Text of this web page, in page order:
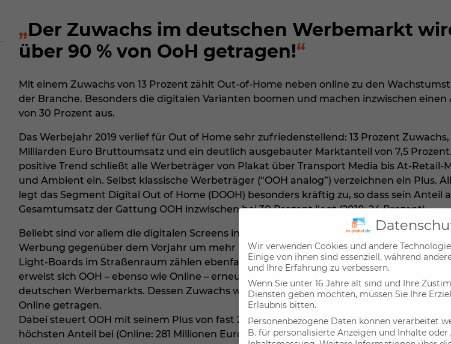
Der Zuwachs im deutschen Werbemarkt
über 90 % von OoH getragen!
Mit einem Zuwachs von 13 Prozent zählt Out-of-Home neben online zu den
der Branche. Besonders die digitalen Varianten boomen und machen inzwischen einen
von 30 Prozent aus.
Das Werbejahr 2019 verlief für Out of Home sehr zufriedenstellend: 13 Prozent Zuwachs,
Milliarden Euro Bruttoumsatz und ein deutlich ausgebauter Marktanteil von 7,5
positive Trend schließt alle Werbeträger von Plakat über Transport Media bis At-Retail-
und Ambient ein. Selbst klassische Werbeträger (“OOH analog”) verzeichnen ein Plus.
legt das Segment Digital Out of Home (DOOH) besonders kräftig zu, so dass sein Anteil
Gesamtumsatz der Gattung OOH inzwischen bei 30 Prozent liegt (2018: 24 Prozent).
Beliebt sind vor allem die digitalen Screens in Bahnhöfen. Hier stieg das
Werbung gegenüber dem Vorjahr um mehr als 50 Prozent. Digitale City-Light-Poster
Light-Boards im Straßenraum zählen ebenfalls zu den Gewinnern (plus 38 Prozent).
erweist sich OOH – ebenso wie Online – erneut als entscheidende Stütze des gesamten
deutschen Werbemarkts. Dessen Zuwachs wird zu mehr als 90 Prozent von Out of
Online getragen.
Dabei steuert OOH mit seinem Plus von fast 284 Millionen Euro zum ersten Mal sogar
höchsten Anteil bei (Online: 281 Millionen Euro). Demgegenüber können die
Wir verwenden Cookies und andere
Einige von ihnen sind essenziell, während
und Ihre Erfahrung zu verbessern.
Wenn Sie unter 16 Jahre alt sind und Ihre
Diensten geben möchten, müssen Sie Ihre
Erlaubnis bitten.
Personenbezogene Daten können verarbeitet
B. für personalisierte Anzeigen und Inhalte oder